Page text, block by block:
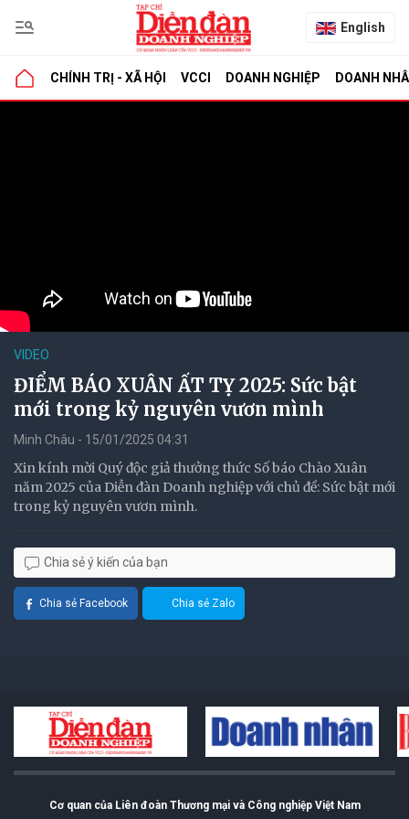
English
CHÍNH TRỊ - XÃ HỘI VCCI DOANH NGHIỆP DOANH
VIDEO
ĐIỂM BÁO XUÂN ẤT TỴ 2025: Sức bật
mới trong kỷ nguyên vươn mình
Minh Châu - 15/01/2025 04:31
Xin kính mời Quý độc giả thưởng thức Số báo Chào Xuân
năm 2025 của Diễn đàn Doanh nghiệp với chủ đề: Sức bật mới
trong kỷ nguyên vươn mình.
Chia sẻ ý kiến của bạn
Chia sẻ Facebook Chia sẻ Zalo
Cơ quan của Liên đoàn Thương mại và Công nghiệp Việt Nam